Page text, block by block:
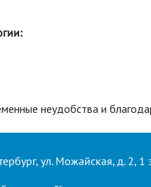
неудобства и
ул. Можайская, д. 2, 1